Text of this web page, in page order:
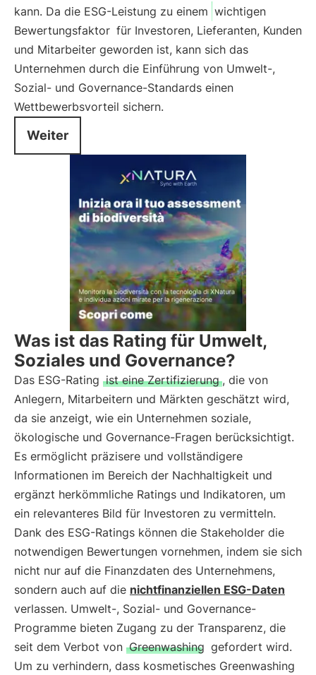
kann. Da die ESG-Leistung zu einem wichtigen
Bewertungsfaktor für Investoren, Lieferanten, Kunden
und Mitarbeiter geworden ist, kann sich das
Unternehmen durch die Einführung von Umwelt-,
Sozial- und Governance-Standards einen
Wettbewerbsvorteil sichern.
Weiter
Was ist das Rating für Umwelt,
Soziales und Governance?
Das ESG-Rating ist eine Zertifizierung , die von
Anlegern, Mitarbeitern und Märkten geschätzt wird,
da sie anzeigt, wie ein Unternehmen soziale,
ökologische und Governance-Fragen berücksichtigt.
Es ermöglicht präzisere und vollständigere
Informationen im Bereich der Nachhaltigkeit und
ergänzt herkömmliche Ratings und Indikatoren, um
ein relevanteres Bild für Investoren zu vermitteln.
Dank des ESG-Ratings können die Stakeholder die
notwendigen Bewertungen vornehmen, indem sie sich
nicht nur auf die Finanzdaten des Unternehmens,
sondern auch auf die nichtfinanziellen ESG-Daten
verlassen. Umwelt-, Sozial- und Governance-
Programme bieten Zugang zu der Transparenz, die
seit dem Verbot von Greenwashing gefordert wird.
Um zu verhindern, dass kosmetisches Greenwashing